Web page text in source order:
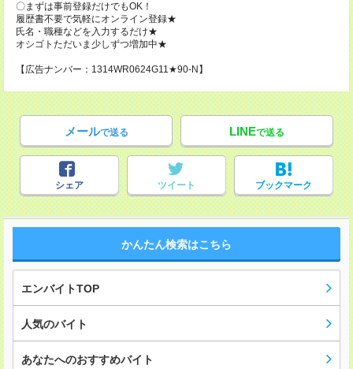
〇まずは事前登録だけでもOK！
履歴書不要で気軽にオンライン登録★
氏名・職種などを入力するだけ★
オシゴトただいま少しずつ増加中★
【広告ナンバー：1314WR0624G11★90-N】
メールで送る LINEで送る
シェア ツイート ブックマーク
かんたん検索はこちら
エンバイトTOP
人気のバイト
あなたへのおすすめバイト